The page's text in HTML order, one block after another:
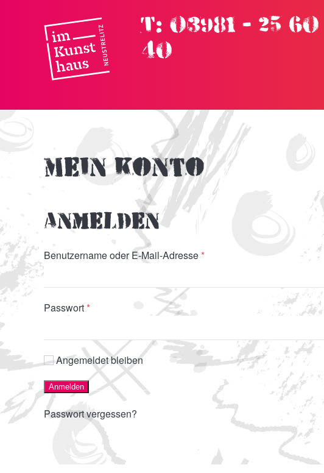
Skip to main content
T: 03981 - 25 60
40
Mein Konto
Anmelden
Benutzername oder E-Mail-Adresse *Erforderlich
Passwort *Erforderlich
Angemeldet bleiben
Anmelden
Passwort vergessen?